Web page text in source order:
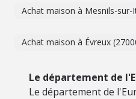
Achat maison à Mesnils-sur-
Achat maison à Évreux
Le département de
Le département de